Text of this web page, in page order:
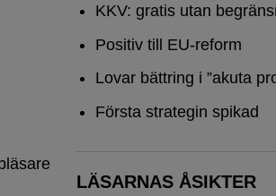
KKV: gratis utan
Positiv till EU-reform
Lovar bättring i ”akuta
Första strategin spikad
LÄSARNAS ÅSIKTER